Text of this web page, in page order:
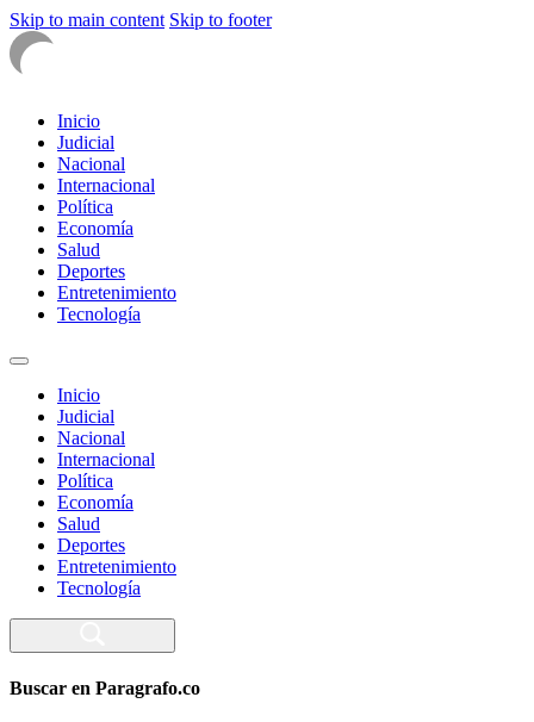
Skip to main content Skip to footer
Inicio
Judicial
Nacional
Internacional
Política
Economía
Salud
Deportes
Entretenimiento
Tecnología
Inicio
Judicial
Nacional
Internacional
Política
Economía
Salud
Deportes
Entretenimiento
Tecnología
Buscar en Paragrafo.co